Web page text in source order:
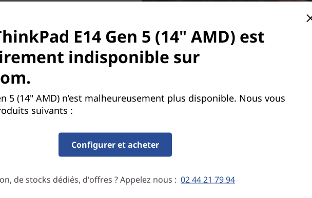
Moniteur vendu
Appréciez l’expérience
E14 Gen 5 (14" AMD) est
indisponible sur
5 (14" AMD) n’est malheureusement plus disponible. Nous vous
suivants :
Configurer et acheter
de stocks dédiés, d'offres ? Appelez nous : 02 44 21 79 94